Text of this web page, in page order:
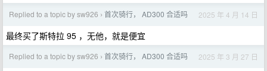
Replied to a topic by sw926 › 首次骑行， AD300 合适吗 2025 年 4 月 14 日
最终买了斯特拉 95 ，无他，就是便宜
Replied to a topic by sw926 › 首次骑行， AD300 合适吗 2025 年 3 月 27 日